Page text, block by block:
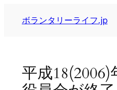
ボランタリーライフ.jp
平成18(2006)